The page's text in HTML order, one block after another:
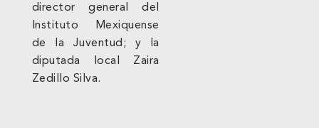
director general del
Instituto Mexiquense
de la Juventud; y la
diputada local Zaira
Zedillo Silva.